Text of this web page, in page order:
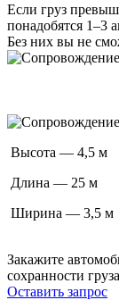
Если груз
понадобятся 1–3
Без них вы не
Высота — 4,5 м
Длина — 25 м
Ширина — 3,5 м
Закажите
сохранности груза
Оставить запрос